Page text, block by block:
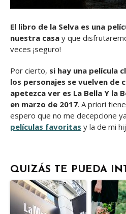
El libro de la Selva es una
nuestra casa y que
veces ¡seguro!
Por cierto, si hay una película
los personajes se vuelven de
apetezca ver es La Bella Y la
en marzo de 2017. A priori
espero que no me decepcione
películas favoritas y la de mi
QUIZÁS TE PUEDA